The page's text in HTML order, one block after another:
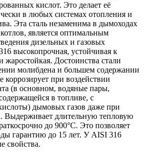
кислот. Это делает её
в любых системах отопления и
Эта сталь незаменима в дымоходах
является оптимальным
дизельных и газовых
высокопрочная, устойчивая к
жаростойкая. Достоинства стали
молибдена и большем содержании
при воздействии
(в основном, водяные пары,
в топливе, с
дымовых газов даже при
Выдерживает длительную тепловую
до 900°С. Это позволяет
гарантию до 15 лет. У AISI 316
свойства.